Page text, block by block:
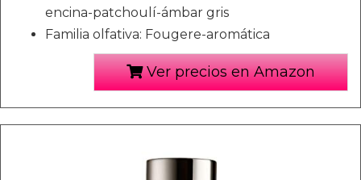
encina-patchoulí-ámbar gris
Familia olfativa: Fougere-aromática
Ver precios en Amazon